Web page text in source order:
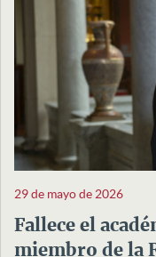
29 de mayo de 2026
Fallece el
miembro de la